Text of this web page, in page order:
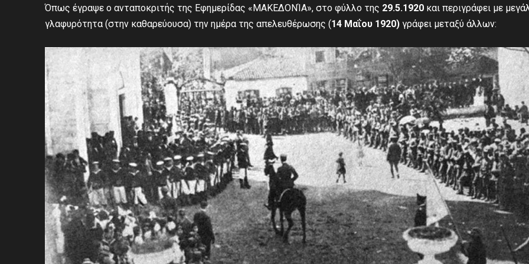
Όπως έγραψε ο ανταποκριτής της Εφημερίδας «ΜΑΚΕΔΟΝΊΑ», στο φύλλο της 29.5.1920 και περιγράφει με
γλαφυρότητα (στην καθαρεύουσα) την ημέρα της απελευθέρωσης (14 Μαΐου 1920) γράφει μεταξύ άλλων: